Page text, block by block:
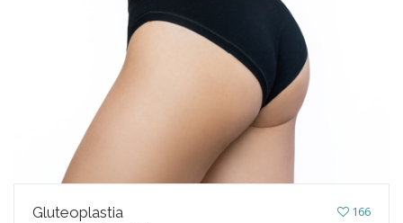
166
Gluteoplastia